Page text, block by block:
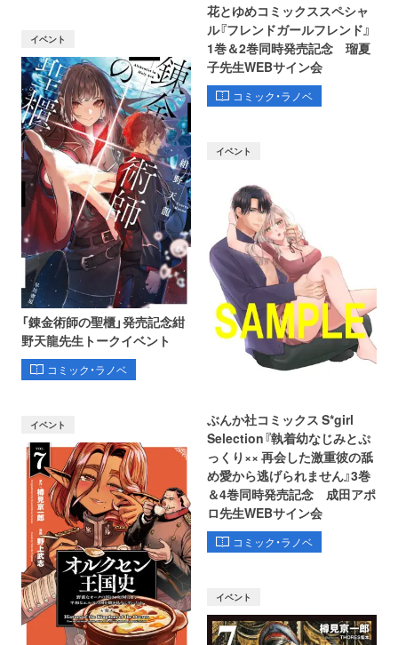
花とゆめコミックススペシャ
ル『フレンドガールフレンド』
1巻＆2巻同時発売記念 瑠夏
子先生WEBサイン会
コミック・ラノベ
イベント
「錬金術師の聖櫃」発売記念紺
野天龍先生トークイベント
コミック・ラノベ
イベント
ぶんか社コミックス S*girl
Selection『執着幼なじみとぷ
っくり×× 再会した激重彼の舐
め愛から逃げられません』3巻
＆4巻同時発売記念 成田アポ
ロ先生WEBサイン会
コミック・ラノベ
イベント
イベント